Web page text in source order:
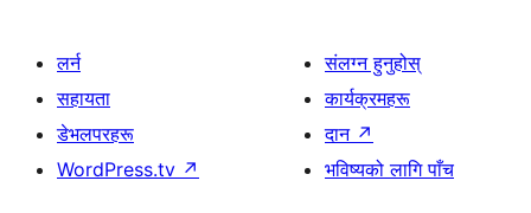
लर्न
सहायता
डेभलपरहरू
WordPress.tv ↗
संलग्न हुनुहोस्
कार्यक्रमहरू
दान ↗
भविष्यको लागि पाँच